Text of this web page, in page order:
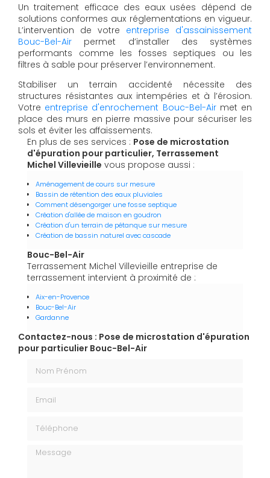
Un traitement efficace des eaux usées dépend de
solutions conformes aux réglementations en vigueur.
L’intervention de votre entreprise d'assainissement
Bouc-Bel-Air permet d’installer des systèmes
performants comme les fosses septiques ou les
filtres à sable pour préserver l’environnement.
Stabiliser un terrain accidenté nécessite des
structures résistantes aux intempéries et à l’érosion.
Votre entreprise d'enrochement Bouc-Bel-Airmet en
place des murs en pierre massive pour sécuriser les
sols et éviter les affaissements.
En plus de ses services : Pose de microstation
d'épuration pour particulier, Terrassement
Michel Villevieille vous propose aussi :
Aménagement de cours sur mesure
Bassin de rétention des eaux pluviales
Comment désengorger une fosse septique
Création d'allée de maison en goudron
Création d'un terrain de pétanque sur mesure
Création de bassin naturel avec cascade
Bouc-Bel-Air
Terrassement Michel Villevieille entreprise de
terrassement intervient à proximité de :
Aix-en-Provence
Bouc-Bel-Air
Gardanne
Contactez-nous : Pose de microstation d'épuration
pour particulier Bouc-Bel-Air
Message